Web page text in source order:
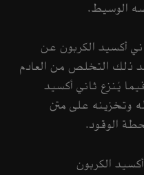
الوسيط.
أكسيد الكربون عن
ذلك التخلص من العادم
يُنزع ثاني أكسيد
وتخزينه على متن
الوقود.
الكربون